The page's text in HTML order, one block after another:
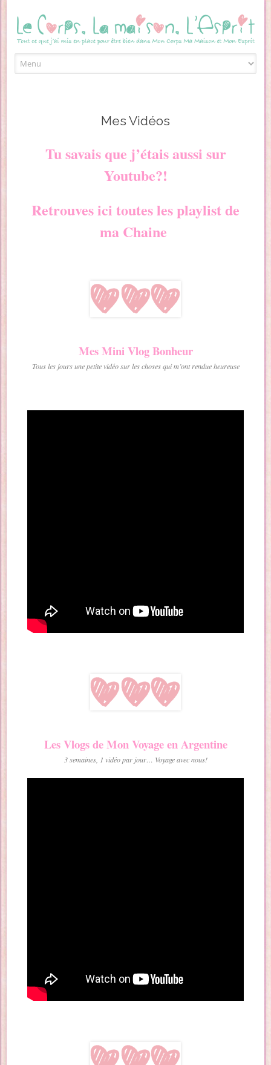
Mes Vidéos
Tu savais que j’étais aussi sur
Youtube?!
Retrouves ici toutes les playlist de
ma Chaine
Mes Mini Vlog Bonheur
Tous les jours une petite vidéo sur les choses qui m’ont rendue heureuse
Les Vlogs de Mon Voyage en Argentine
3 semaines, 1 vidéo par jour… Voyage avec nous!